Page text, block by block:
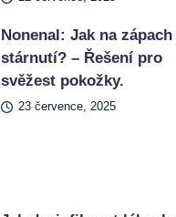
Nonenal: Jak na zápach
stárnutí? – Řešení pro
svěžest pokožky.
23 července, 2025